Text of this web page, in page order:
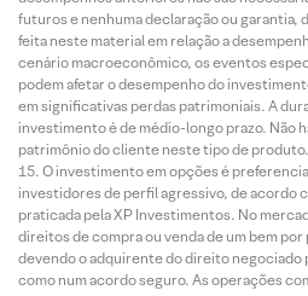
futuros e nenhuma declaração ou garantia,
feita neste material em relação a
cenário macroeconômico, os eventos
podem afetar o desempenho do
em significativas perdas patrimoniais. A
investimento é de médio-longo prazo. Não
patrimônio do cliente neste tipo de produto.
O investimento em opções é
investidores de perfil agressivo, de acordo
praticada pela XP Investimentos. No
direitos de compra ou venda de um bem
devendo o adquirente do direito negociado
como num acordo seguro. As operações